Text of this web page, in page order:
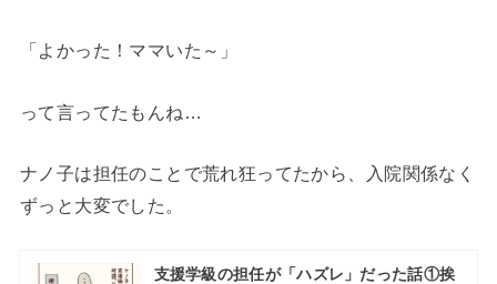
「よかった！ママいた～」
って言ってたもんね…
ナノ子は担任のことで荒れ狂ってたから、入院関係なく
ずっと大変でした。
支援学級の担任が「ハズレ」だった話①挨